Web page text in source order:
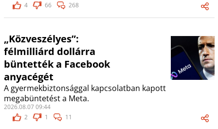
4
66 268
„Közveszélyes”:
félmilliárd dollárra
büntették a Facebook
anyacégét
A gyermekbiztonsággal kapcsolatban kapott
megabüntetést a Meta.
2026.08.07 09:44
2
1 11